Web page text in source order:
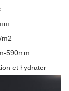
m2
590mm
et hydrater